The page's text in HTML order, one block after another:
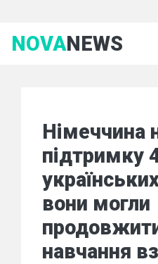
NOVANEWS
Німеччина
підтримку
вони могли
навчання